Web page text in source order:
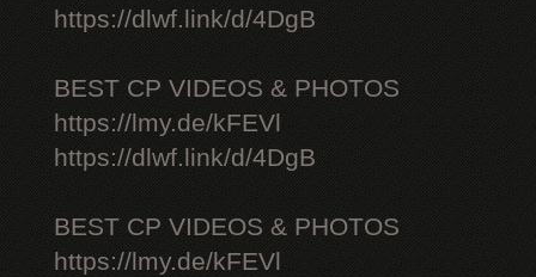
https://dlwf.link/d/4DgB
BEST CP VIDEOS & PHOTOS
https://lmy.de/kFEVl
https://dlwf.link/d/4DgB
BEST CP VIDEOS & PHOTOS
https://lmy.de/kFEVl